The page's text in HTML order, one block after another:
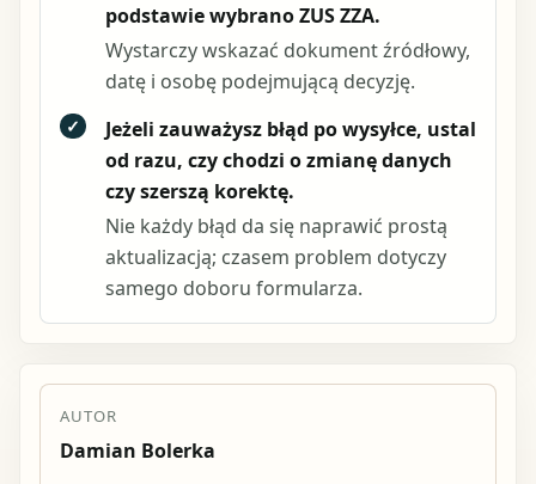
podstawie wybrano ZUS ZZA.
Wystarczy wskazać dokument źródłowy,
datę i osobę podejmującą decyzję.
✓
Jeżeli zauważysz błąd po wysyłce, ustal
od razu, czy chodzi o zmianę danych
czy szerszą korektę.
Nie każdy błąd da się naprawić prostą
aktualizacją; czasem problem dotyczy
samego doboru formularza.
AUTOR
Damian Bolerka